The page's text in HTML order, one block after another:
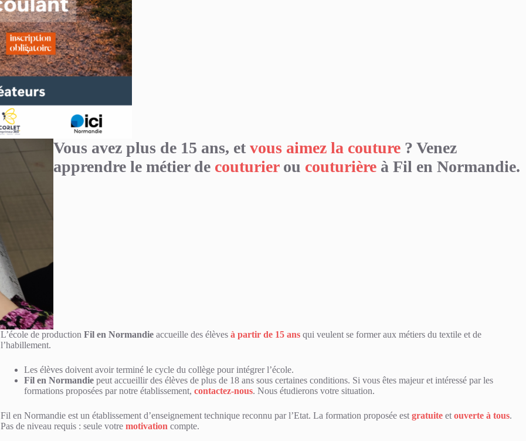
Vous avez plus de 15 ans, etvous aimez la couture ? Venez
apprendre le métier de couturierou couturière à Fil en Normandie.
L’école de productionFil en Normandie accueille des élèvesà partir de 15 ans qui veulent se former aux métiers du textile et de
l’habillement.
Les élèves doivent avoir terminé le cycle du collège pour intégrer l’école.
Fil en Normandie peut accueillir des élèves de plus de 18 ans sous certaines conditions. Si vous êtes majeur et intéressé par les
formations proposées par notre établissement,contactez-nous. Nous étudierons votre situation.
Fil en Normandie est un établissement d’enseignement technique reconnu par l’Etat. La formation proposée estgratuite etouverte à tous.
Pas de niveau requis : seule votremotivation compte.